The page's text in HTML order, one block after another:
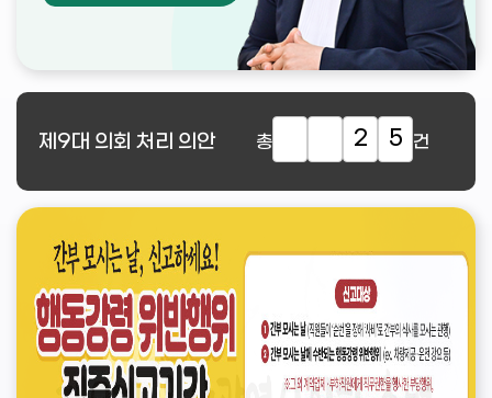
제9대 의회 처리 의안 총 2 5 건